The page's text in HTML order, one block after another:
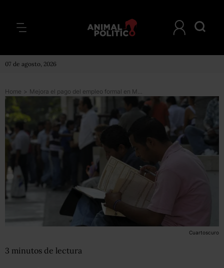
07 de agosto, 2026
Home > Mejora el pago del empleo formal en México, pero es insuficiente: Semáforo Económico
Cuartoscuro
3 minutos de lectura